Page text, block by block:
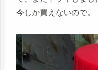
今しか買えないので。